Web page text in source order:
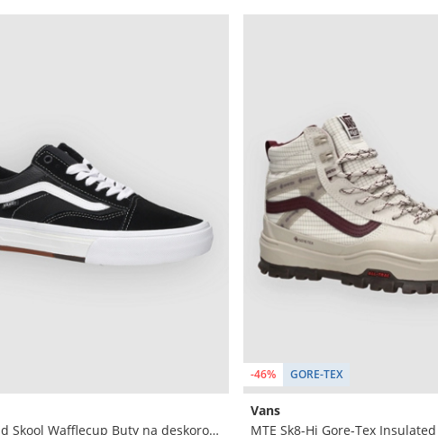
Skate Old Skool Wafflecup Buty na deskorolke
-46% GORE-TEX
Vans
MTE Sk8-Hi Gore-Tex